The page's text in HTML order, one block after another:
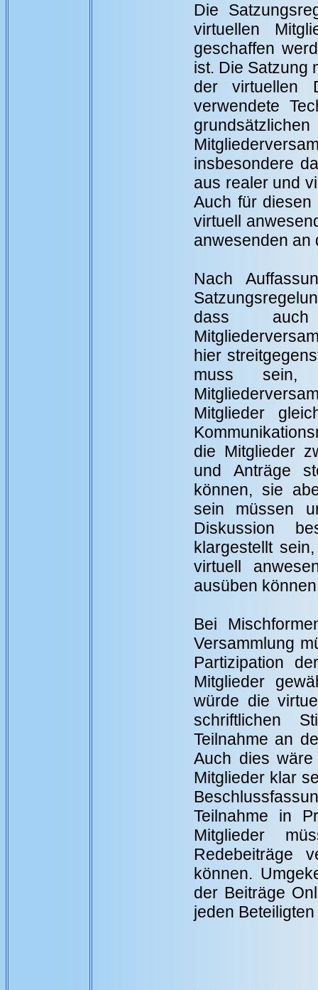
Die
virtuellen
geschaffen
ist. Die Satzung
der virtuellen
verwendete
insbesondere
aus realer und
Auch für
virtuell
anwesenden an
Nach
dass
hier
muss
Mitglieder
die Mitglieder
und Anträge
können, sie
sein müssen
Diskussion
klargestellt
virtuell
ausüben
Bei
Versammlung
Partizipation
Mitglieder
würde die
schriftlichen
Teilnahme an
Auch dies
Mitglieder klar
Teilnahme in
Mitglieder
Redebeiträge
können.
der Beiträge
jeden